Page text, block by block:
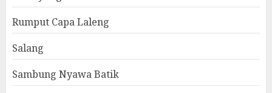
Rumput Capa Laleng
Salang
Sambung Nyawa Batik